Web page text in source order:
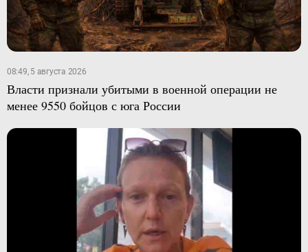
08:49, 5 августа 2026
Власти признали убитыми в военной операции не
менее 9550 бойцов с юга России